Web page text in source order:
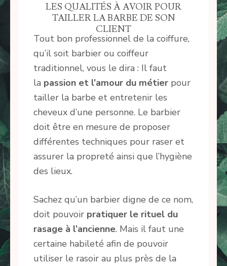
LES QUALITÉS À AVOIR POUR
TAILLER LA BARBE DE SON
CLIENT
Tout bon professionnel de la coiffure,
qu’il soit barbier ou coiffeur
traditionnel, vous le dira : Il faut
la passion et l’amour du métier pour
tailler la barbe et entretenir les
cheveux d’une personne. Le barbier
doit être en mesure de proposer
différentes techniques pour raser et
assurer la propreté ainsi que l’hygiène
des lieux.
Sachez qu’un barbier digne de ce nom,
doit pouvoir pratiquer le rituel du
rasage à l’ancienne. Mais il faut une
certaine habileté afin de pouvoir
utiliser le rasoir au plus près de la